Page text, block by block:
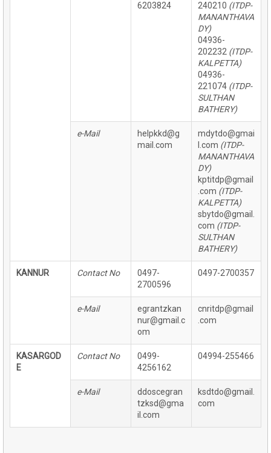
6203824
240210 (ITDP-
MANANTHAVA
DY)
04936-
202232 (ITDP-
KALPETTA)
04936-
221074 (ITDP-
SULTHAN
BATHERY)
e-Mail
helpkkd@g
mail.com
mdytdo@gmai
l.com (ITDP-
MANANTHAVA
DY)
kptitdp@gmail
.com (ITDP-
KALPETTA)
sbytdo@gmail.
com (ITDP-
SULTHAN
BATHERY)
KANNUR Contact No
0497-
2700596
0497-2700357
e-Mail
egrantzkan
nur@gmail.c
om
cnritdp@gmail
.com
KASARGOD
E
Contact No
0499-
4256162
04994-255466
e-Mail
ddoscegran
tzksd@gma
il.com
ksdtdo@gmail.
com